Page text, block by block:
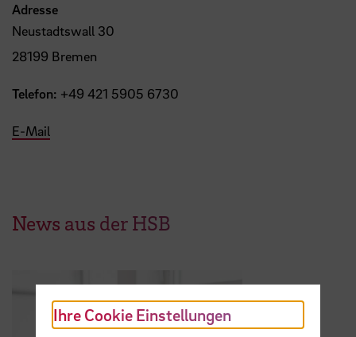
Adresse
Neustadtswall 30
28199 Bremen
Telefon: +49 421 5905 6730
E-Mail
News aus der HSB
Ihre Cookie Einstellungen